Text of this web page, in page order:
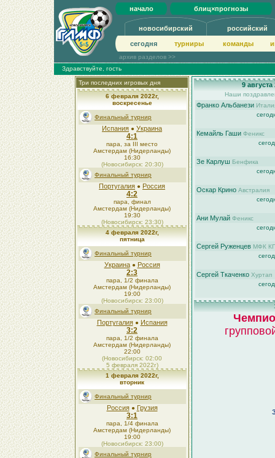
начало блиц×прогнозы
новосибирский российский
сегодня турниры команды
архив разделов >>
Здравствуйте, гость
Три последних игровых дня
6 февраля 2022г,
воскресенье
Финальный турнир
Испания ● Украина
4:1
пара, за III место
Амстердам (Нидерланды)
16:30
(Новосибирск: 20:30)
Финальный турнир
Португалия ● Россия
4:2
пара, финал
Амстердам (Нидерланды)
19:30
(Новосибирск: 23:30)
4 февраля 2022г,
пятница
Финальный турнир
Украина● Россия
2:3
пара, 1/2 финала
Амстердам (Нидерланды)
19:00
(Новосибирск: 23:00)
Финальный турнир
Португалия● Испания
3:2
пара, 1/2 финала
Амстердам (Нидерланды)
22:00
(Новосибирск: 02:00
5 февраля 2022г)
1 февраля 2022г,
вторник
Финальный турнир
Россия● Грузия
3:1
пара, 1/4 финала
Амстердам (Нидерланды)
19:00
(Новосибирск: 23:00)
Финальный турнир
9
Наши
Франко Альбанези
Кемайль Гаши Феникс
Зе Карлуш Бенфика
Оскар Крино Австралия
Ани Мулай Феникс
Сергей Руженцев МФК
Сергей Ткаченко Хуртап